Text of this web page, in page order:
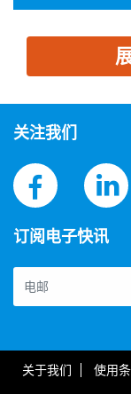
关注我们
订阅电子快讯
关于我们 使用